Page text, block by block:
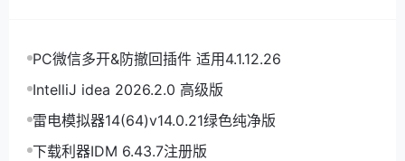
PC微信多开&防撤回插件 适用4.1.12.26
IntelliJ idea 2026.2.0 高级版
雷电模拟器14(64)v14.0.21绿色纯净版
下载利器IDM 6.43.7注册版